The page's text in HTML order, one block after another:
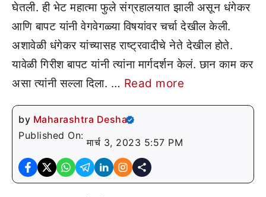
घेतली. ही भेट महात्मा फुले संग्रहालयात झाली असून धंगेकर
आणि बापट यांनी वेगवेगळ्या विषयांवर चर्चा देखील केली.
अशावेळी धंगेकर यांच्यासह राष्ट्रवादीचे नेते देखील होते.
यावेळी गिरीश बापट यांनी त्यांना मार्गदर्शन केलं. छान काम कर
असा त्यांनी सल्ला दिला. … Read more
by Maharashtra Desha
Published On:
मार्च 3, 2023 5:57 PM